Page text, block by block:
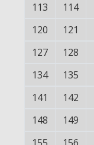
113
114
120
121
127
128
134
135
141
142
148
149